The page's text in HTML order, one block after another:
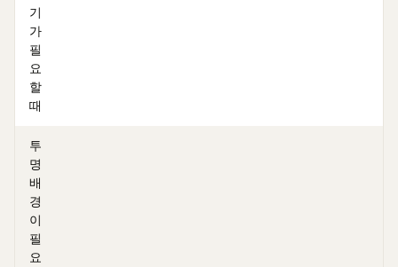
기
가
필
요
할
때
투
명
배
경
이
필
요